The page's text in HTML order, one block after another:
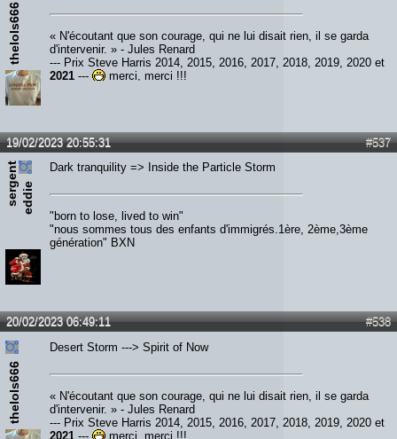
thelols666
« N'écoutant que son courage, qui ne lui disait rien, il se garda
d'intervenir. » - Jules Renard
--- Prix Steve Harris 2014, 2015, 2016, 2017, 2018, 2019, 2020 et
2021 --- merci, merci !!!
#537
19/02/2023 20:55:31
s
e
rg
e
n
t
e
d
d
ie
Dark tranquility => Inside the Particle Storm
"born to lose, lived to win"
"nous sommes tous des enfants d'immigrés.1ère, 2ème,3ème
génération" BXN
#538
20/02/2023 06:49:11
thelols666
Desert Storm ---> Spirit of Now
« N'écoutant que son courage, qui ne lui disait rien, il se garda
d'intervenir. » - Jules Renard
--- Prix Steve Harris 2014, 2015, 2016, 2017, 2018, 2019, 2020 et
2021 --- merci, merci !!!